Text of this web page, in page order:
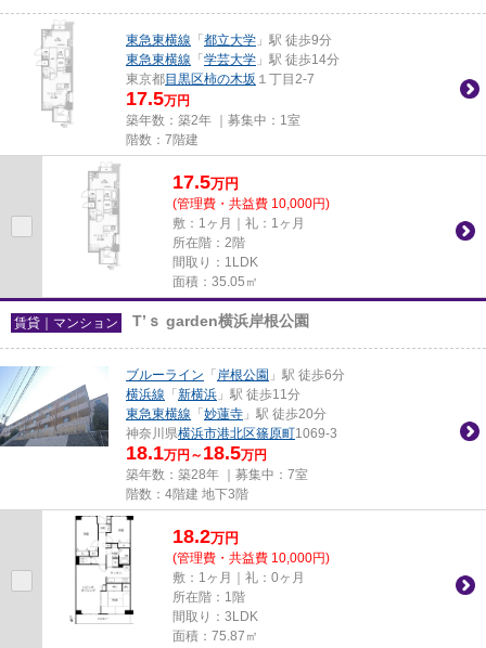
東急東横線 「 都立大学 」駅 徒歩9分
東急東横線 「 学芸大学 」駅 徒歩14分
東京都目黒区柿の木坂 １丁目2-7
17.5万円
築年数：築2年 ｜募集中： 1室
階数：7階建
17.5万円
(管理費・共益費 10,000円)
敷：1ヶ月｜礼：1ヶ月
所在階：2階
間取り：1LDK
面積：35.05㎡
賃貸｜マンション T’ｓ garden横浜岸根公園
ブルーライン 「 岸根公園 」駅 徒歩6分
横浜線 「 新横浜 」駅 徒歩11分
東急東横線 「 妙蓮寺 」駅 徒歩20分
神奈川県横浜市港北区篠原町1069-3
18.1万円～ 18.5万円
築年数：築28年 ｜募集中： 7室
階数：4階建 地下3階
18.2万円
(管理費・共益費 10,000円)
敷：1ヶ月｜礼：0ヶ月
所在階：1階
間取り：3LDK
面積：75.87㎡